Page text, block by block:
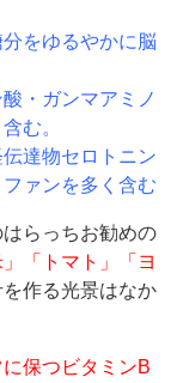
をゆるやかに脳
・ガンマアミノ
む。
達物セロトニン
ァンを多く含む
らっちお勧めの
「トマト」「ヨ
作る光景はなか
保つビタミンB